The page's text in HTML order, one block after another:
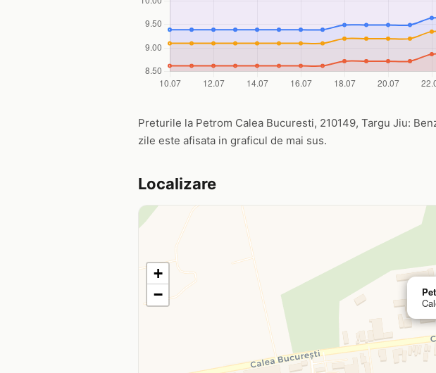
Preturile la Petrom Calea Bucuresti, 210149, Targu Jiu:
zile este afisata in graficul de mai sus.
Localizare
+
−